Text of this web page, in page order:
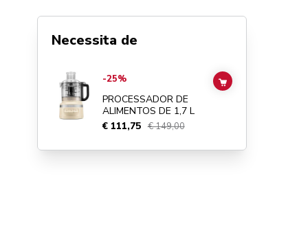
Necessita de
Go toPROCESSADOR DE ALIMENTOS DE 1,7 L
-25%
PROCESSADOR DE
ALIMENTOS DE 1,7 L
€ 111,75 € 149,00
ADD TO CART